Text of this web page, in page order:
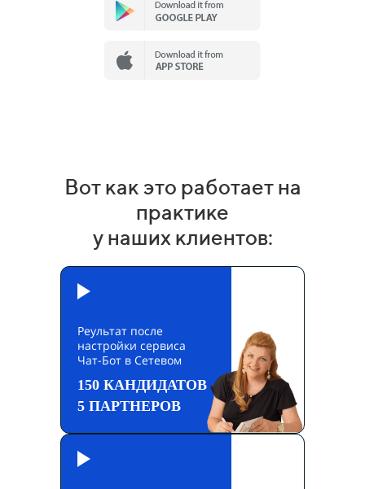
Вот как это работает на
практике
у наших клиентов:
Реультат после
настройки сервиса
Чат-Бот в Сетевом
150 КАНДИДАТОВ
5 ПАРТНЕРОВ